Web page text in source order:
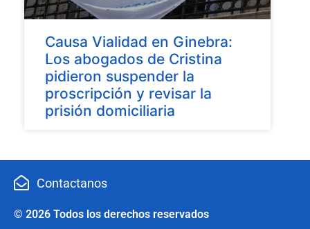
Causa Vialidad en Ginebra:
Los abogados de Cristina
pidieron suspender la
proscripción y revisar la
prisión domiciliaria
Contactanos
© 2026 Todos los derechos reservados